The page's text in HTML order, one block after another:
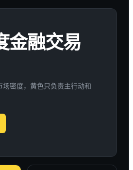
金融交易
场密度，黄色只负责主行动和